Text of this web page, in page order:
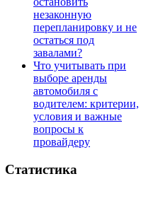
незаконную
перепланировку и не
остаться под
завалами?
Что учитывать при
выборе аренды
автомобиля с
водителем: критерии,
условия и важные
вопросы к
провайдеру
Статистика